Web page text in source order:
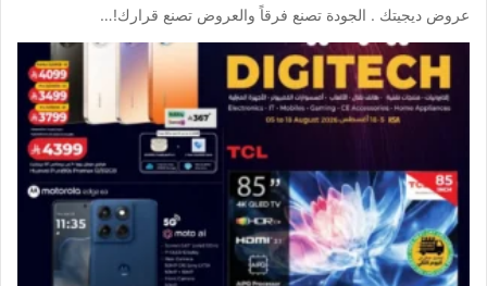
عروض ديجيتك . الجودة تصنع فرقاً والعروض تصنع قرارك!…